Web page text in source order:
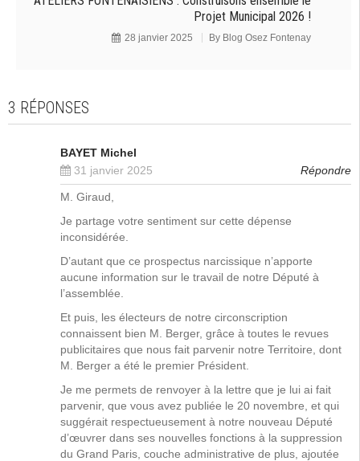
Projet Municipal 2026 !
28 janvier 2025 By Blog Osez Fontenay
3 RÉPONSES
BAYET Michel
31 janvier 2025
Répondre
M. Giraud,
Je partage votre sentiment sur cette dépense
inconsidérée.
D’autant que ce prospectus narcissique n’apporte
aucune information sur le travail de notre Député à
l’assemblée.
Et puis, les électeurs de notre circonscription
connaissent bien M. Berger, grâce à toutes le revues
publicitaires que nous fait parvenir notre Territoire, dont
M. Berger a été le premier Président.
Je me permets de renvoyer à la lettre que je lui ai fait
parvenir, que vous avez publiée le 20 novembre, et qui
suggérait respectueusement à notre nouveau Député
d’œuvrer dans ses nouvelles fonctions à la suppression
du Grand Paris, couche administrative de plus, ajoutée